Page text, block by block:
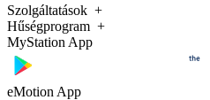
Szolgáltatások
Hűségprogram
MyStation App
eMotion App